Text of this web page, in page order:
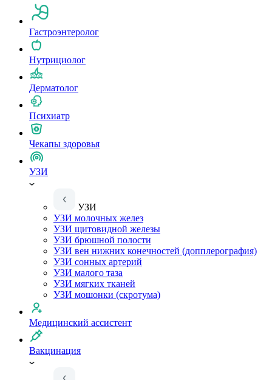
Гастроэнтеролог
Нутрициолог
Дерматолог
Психиатр
Чекапы здоровья
УЗИ
УЗИ
УЗИ молочных желез
УЗИ щитовидной железы
УЗИ брюшной полости
УЗИ вен нижних конечностей (допплерография)
УЗИ сонных артерий
УЗИ малого таза
УЗИ мягких тканей
УЗИ мошонки (скротума)
Медицинский ассистент
Вакцинация